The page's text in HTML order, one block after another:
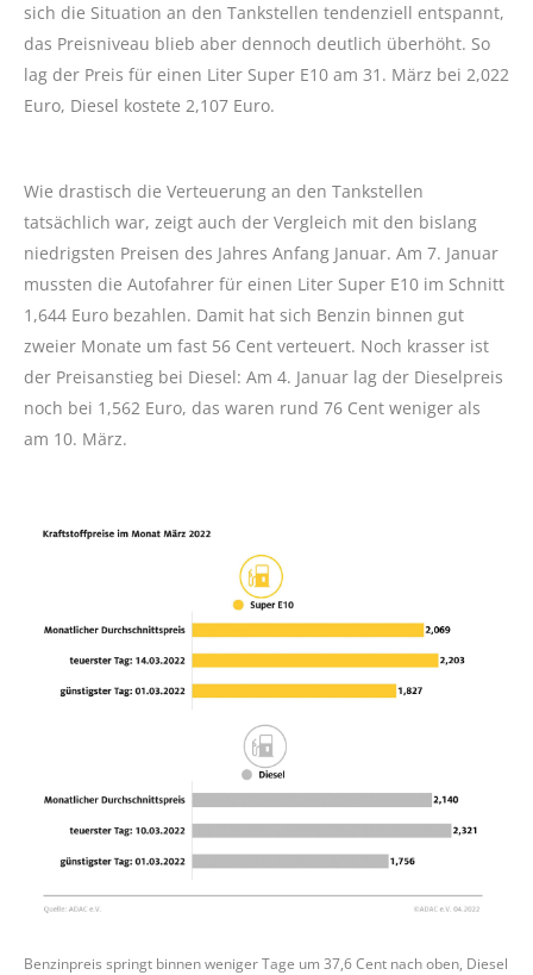
sich die Situation an den Tankstellen tendenziell entspannt,
das Preisniveau blieb aber dennoch deutlich überhöht. So
lag der Preis für einen Liter Super E10 am 31. März bei 2,022
Euro, Diesel kostete 2,107 Euro.
Wie drastisch die Verteuerung an den Tankstellen
tatsächlich war, zeigt auch der Vergleich mit den bislang
niedrigsten Preisen des Jahres Anfang Januar. Am 7. Januar
mussten die Autofahrer für einen Liter Super E10 im Schnitt
1,644 Euro bezahlen. Damit hat sich Benzin binnen gut
zweier Monate um fast 56 Cent verteuert. Noch krasser ist
der Preisanstieg bei Diesel: Am 4. Januar lag der Dieselpreis
noch bei 1,562 Euro, das waren rund 76 Cent weniger als
am 10. März.
Benzinpreis springt binnen weniger Tage um 37,6 Cent nach oben, Diesel